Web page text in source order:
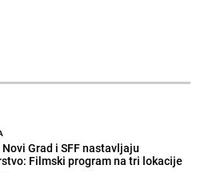
Grad i SFF nastavljaju
Filmski program na tri lokacije